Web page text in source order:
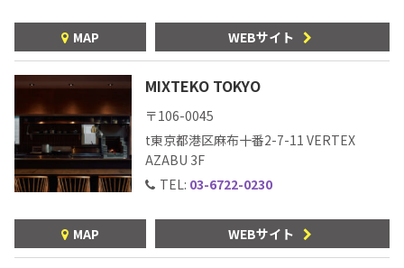
MAP WEBサイト
MIXTEKO TOKYO
〒106-0045
t東京都港区麻布十番2-7-11 VERTEX
AZABU 3F
TEL: 03-6722-0230
MAP WEBサイト